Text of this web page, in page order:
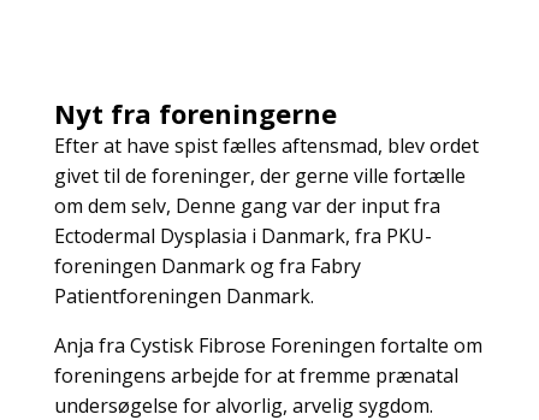
Nyt fra foreningerne
Efter at have spist fælles aftensmad, blev ordet
givet til de foreninger, der gerne ville fortælle
om dem selv, Denne gang var der input fra
Ectodermal Dysplasia i Danmark, fra PKU-
foreningen Danmark og fra Fabry
Patientforeningen Danmark.
Anja fra Cystisk Fibrose Foreningen fortalte om
foreningens arbejde for at fremme prænatal
undersøgelse for alvorlig, arvelig sygdom.